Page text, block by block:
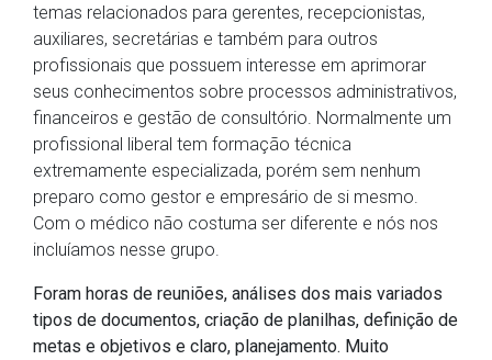
temas relacionados para gerentes, recepcionistas,
auxiliares, secretárias e também para outros
profissionais que possuem interesse em aprimorar
seus conhecimentos sobre processos administrativos,
financeiros e gestão de consultório. Normalmente um
profissional liberal tem formação técnica
extremamente especializada, porém sem nenhum
preparo como gestor e empresário de si mesmo.
Com o médico não costuma ser diferente e nós nos
incluíamos nesse grupo.
Foram horas de reuniões, análises dos mais variados
tipos de documentos, criação de planilhas, definição de
metas e objetivos e claro, planejamento. Muito